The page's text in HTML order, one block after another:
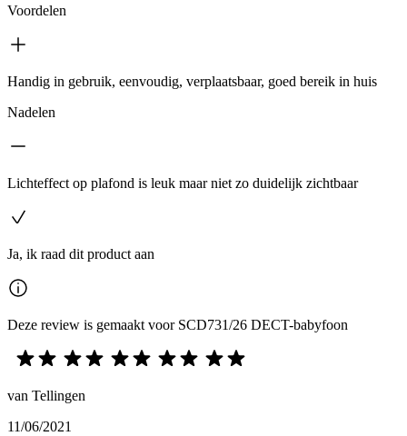
Voordelen
Handig in gebruik, eenvoudig, verplaatsbaar, goed bereik in huis
Nadelen
Lichteffect op plafond is leuk maar niet zo duidelijk zichtbaar
Ja, ik raad dit product aan
Deze review is gemaakt voor SCD731/26 DECT-babyfoon
van Tellingen
11/06/2021